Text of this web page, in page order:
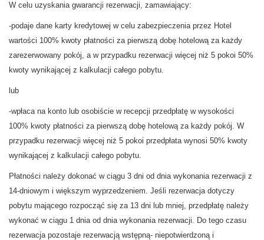
W celu uzyskania gwarancji rezerwacji, zamawiający:
-podaje dane karty kredytowej w celu zabezpieczenia przez Hotel
wartości 100% kwoty płatności za pierwszą dobę hotelową za każdy
zarezerwowany pokój, a w przypadku rezerwacji więcej niż 5 pokoi 50%
kwoty wynikającej z kalkulacji całego pobytu.
lub
-wpłaca na konto lub osobiście w recepcji przedpłatę w wysokości
100% kwoty płatności za pierwszą dobę hotelową za każdy pokój. W
przypadku rezerwacji więcej niż 5 pokoi przedpłata wynosi 50% kwoty
wynikającej z kalkulacji całego pobytu.
Płatności należy dokonać w ciągu 3 dni od dnia wykonania rezerwacji z
14-dniowym i większym wyprzedzeniem. Jeśli rezerwacja dotyczy
pobytu mającego rozpocząć się za 13 dni lub mniej, przedpłatę należy
wykonać w ciągu 1 dnia od dnia wykonania rezerwacji. Do tego czasu
rezerwacja pozostaje rezerwacją wstępną- niepotwierdzoną i